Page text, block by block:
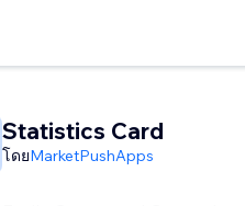
Statistics Card
โดยMarketPushApps